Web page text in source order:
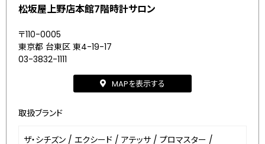
松坂屋上野店本館7階時計サロン
〒110-0005
東京都 台東区 東4-19-17
03-3832-1111
MAPを表示する
取扱ブランド
ザ・シチズン / エクシード / アテッサ / プロマスター /